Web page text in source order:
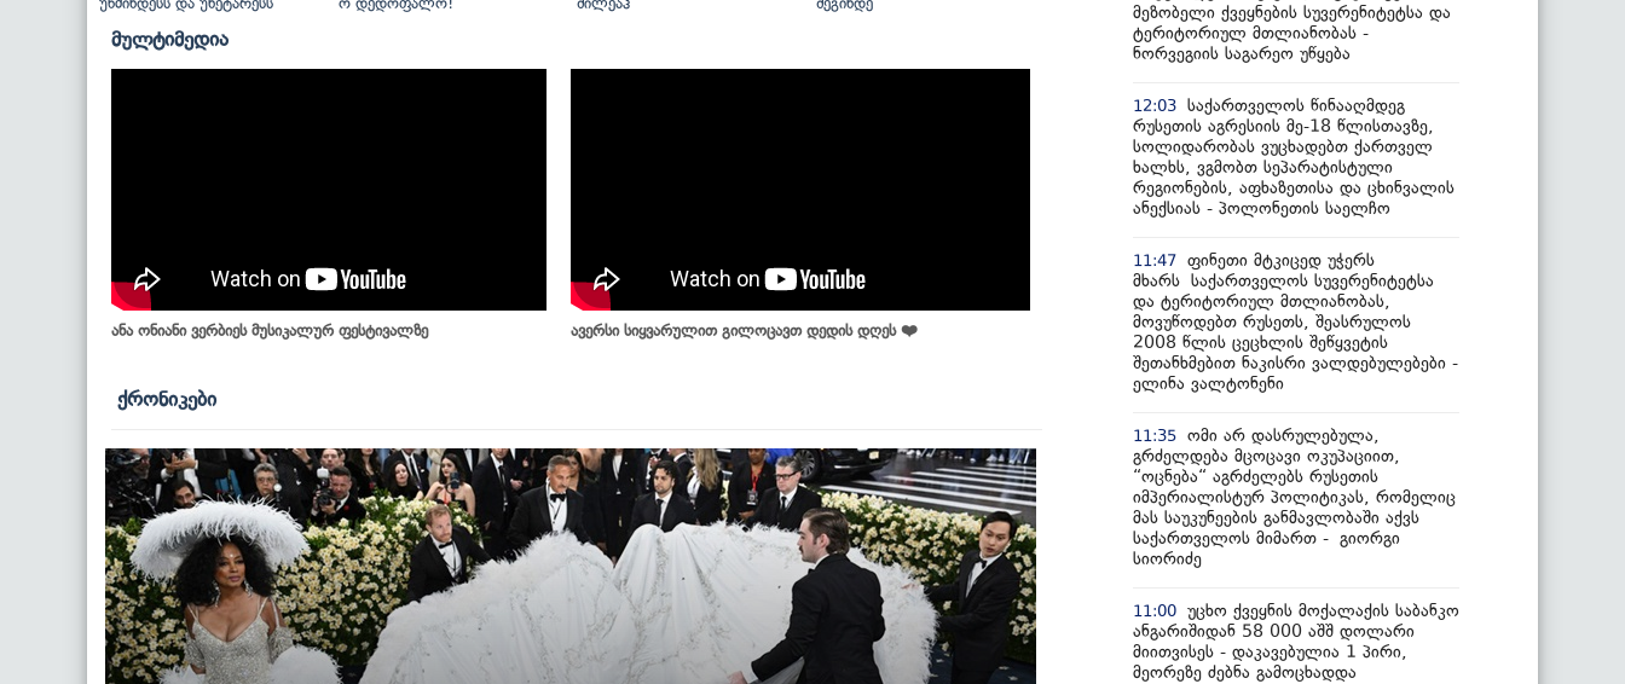
მულტიმედია
ანა ონიანი ვერბიეს მუსიკალურ ფესტივალზე ავერსი სიყვარულით გილოცავთ დედის დღეს ❤️
ქრონიკები
მეზობელი ქვეყნების სუვერენიტეტსა და
ტერიტორიულ მთლიანობას -
ნორვეგიის საგარეო უწყება
12:03 საქართველოს წინააღმდეგ
რუსეთის აგრესიის მე-18 წლისთავზე,
სოლიდარობას ვუცხადებთ ქართველ
ხალხს, ვგმობთ სეპარატისტული
რეგიონების, აფხაზეთისა და ცხინვალის
ანექსიას - პოლონეთის საელჩო
11:47 ფინეთი მტკიცედ უჭერს
მხარს საქართველოს სუვერენიტეტსა
და ტერიტორიულ მთლიანობას,
მოვუწოდებთ რუსეთს, შეასრულოს
2008 წლის ცეცხლის შეწყვეტის
შეთანხმებით ნაკისრი ვალდებულებები -
ელინა ვალტონენი
11:35 ომი არ დასრულებულა,
გრძელდება მცოცავი ოკუპაციით,
“ოცნება“ აგრძელებს რუსეთის
იმპერიალისტურ პოლიტიკას, რომელიც
მას საუკუნეების განმავლობაში აქვს
საქართველოს მიმართ - გიორგი
სიორიძე
11:00 უცხო ქვეყნის მოქალაქის საბანკო
ანგარიშიდან 58 000 აშშ დოლარი
მიითვისეს - დაკავებულია 1 პირი,
მეორეზე ძებნა გამოცხადდა